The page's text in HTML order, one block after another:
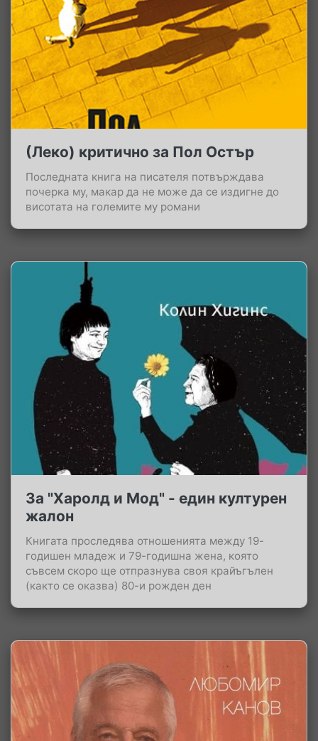
(Леко) критично за Пол Остър
Последната книга на писателя потвърждава
почерка му, макар да не може да се издигне до
висотата на големите му романи
За "Харолд и Мод" - един културен
жалон
Книгата проследява отношенията между 19-
годишен младеж и 79-годишна жена, която
съвсем скоро ще отпразнува своя крайъгълен
(както се оказва) 80-и рожден ден